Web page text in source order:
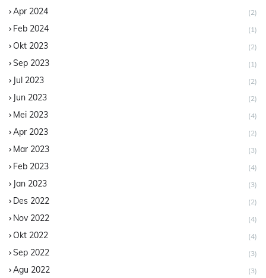
Apr 2024 (2)
Feb 2024 (1)
Okt 2023 (2)
Sep 2023 (1)
Jul 2023 (2)
Jun 2023 (2)
Mei 2023 (4)
Apr 2023 (2)
Mar 2023 (3)
Feb 2023 (4)
Jan 2023 (3)
Des 2022 (2)
Nov 2022 (4)
Okt 2022 (4)
Sep 2022 (3)
Agu 2022 (3)